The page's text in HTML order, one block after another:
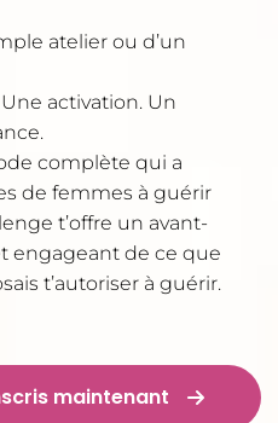
atelier ou d’un
activation. Un
complète qui a
de femmes à guérir
t’offre un avant-
engageant de ce que
t’autoriser à guérir.
maintenant